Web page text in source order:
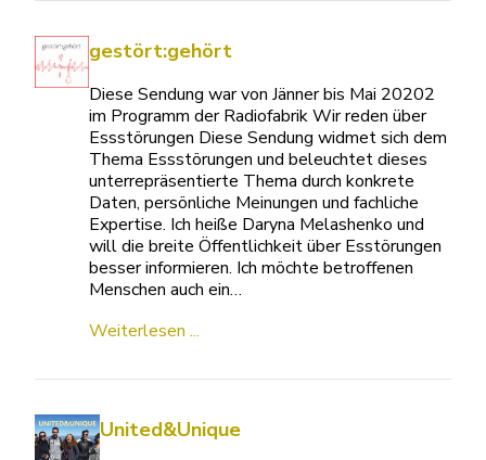
gestört:gehört
Diese Sendung war von Jänner bis Mai 20202
im Programm der Radiofabrik Wir reden über
Essstörungen Diese Sendung widmet sich dem
Thema Essstörungen und beleuchtet dieses
unterrepräsentierte Thema durch konkrete
Daten, persönliche Meinungen und fachliche
Expertise. Ich heiße Daryna Melashenko und
will die breite Öffentlichkeit über Esstörungen
besser informieren. Ich möchte betroffenen
Menschen auch ein…
Weiterlesen ...
United&Unique